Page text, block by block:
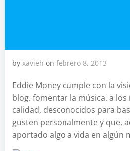
by xavieh on febrero 8, 2013
Eddie Money cumple con la
blog, fomentar la música, a los
calidad, desconocidos para
gusten personalmente y que,
aportado algo a vida en algún